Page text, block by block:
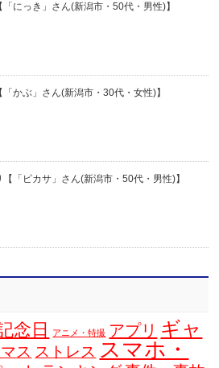
にっき」さん(新潟市・50代・男性)】
かぶ」さん(新潟市・30代・女性)】
「ピカサ」さん(新潟市・50代・男性)】
念日 アニメ・特撮 アプリ ギャ
ス ストレス スマホ・